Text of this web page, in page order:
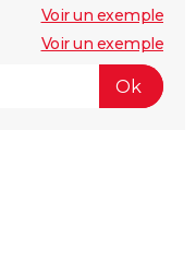
Voir un exemple
Voir un exemple